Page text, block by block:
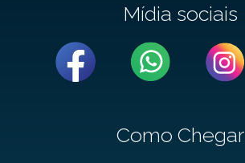
Mídia sociais
Como Chegar